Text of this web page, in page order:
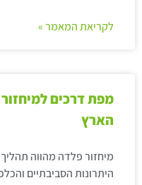
לקריאת המאמר »
מפת דרכים
הארץ
מיחזור פלדה מהווה
היתרונות הסביבתיים